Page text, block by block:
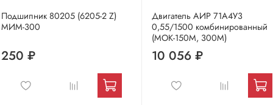
Подшипник 80205 (6205-2 Z)
МИМ-300
250 ₽
Двигатель АИР 71А4У3
0,55/1500 комбинированный
(МОК-150М, 300М)
10 056 ₽